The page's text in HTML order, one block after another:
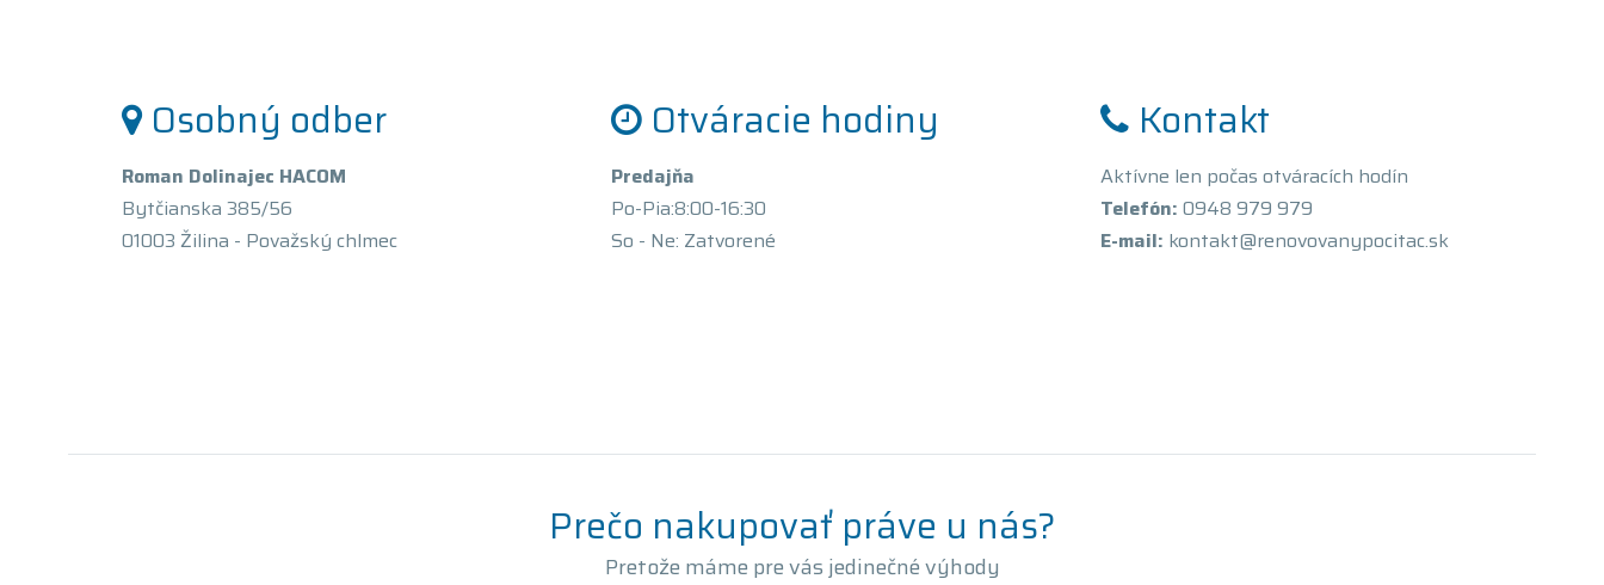
Osobný odber
Roman Dolinajec HACOM
Bytčianska 385/56
01003 Žilina - Považský chlmec
Otváracie hodiny
Predajňa
Po-Pia:8:00-16:30
So - Ne: Zatvorené
Kontakt
Aktívne len počas otváracích hodín
Telefón: 0948 979 979
E-mail: kontakt@renovovanypocitac.sk
Prečo nakupovať práve u nás?
Pretože máme pre vás jedinečné výhody